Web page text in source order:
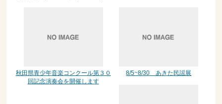
秋田県青少年音楽コンクール第３０
回記念演奏会を開催します
8/5~8/30 あきた民謡展